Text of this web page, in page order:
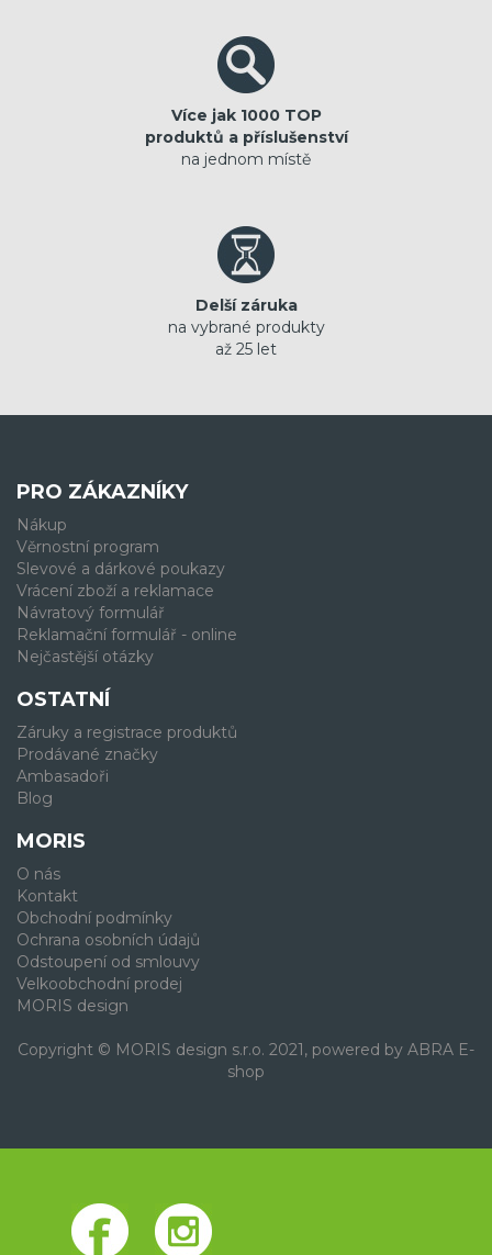
Více jak 1000 TOP
produktů a příslušenství
na jednom místě
Delší záruka
na vybrané produkty
až 25 let
PRO ZÁKAZNÍKY
Nákup
Věrnostní program
Slevové a dárkové poukazy
Vrácení zboží a reklamace
Návratový formulář
Reklamační formulář - online
Nejčastější otázky
OSTATNÍ
Záruky a registrace produktů
Prodávané značky
Ambasadoři
Blog
MORIS
O nás
Kontakt
Obchodní podmínky
Ochrana osobních údajů
Odstoupení od smlouvy
Velkoobchodní prodej
MORIS design
Copyright © MORIS design s.r.o. 2021, powered by ABRA E-
shop